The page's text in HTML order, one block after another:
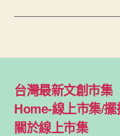
台灣最新文創市集
Home-線上市集/
關於線上市集